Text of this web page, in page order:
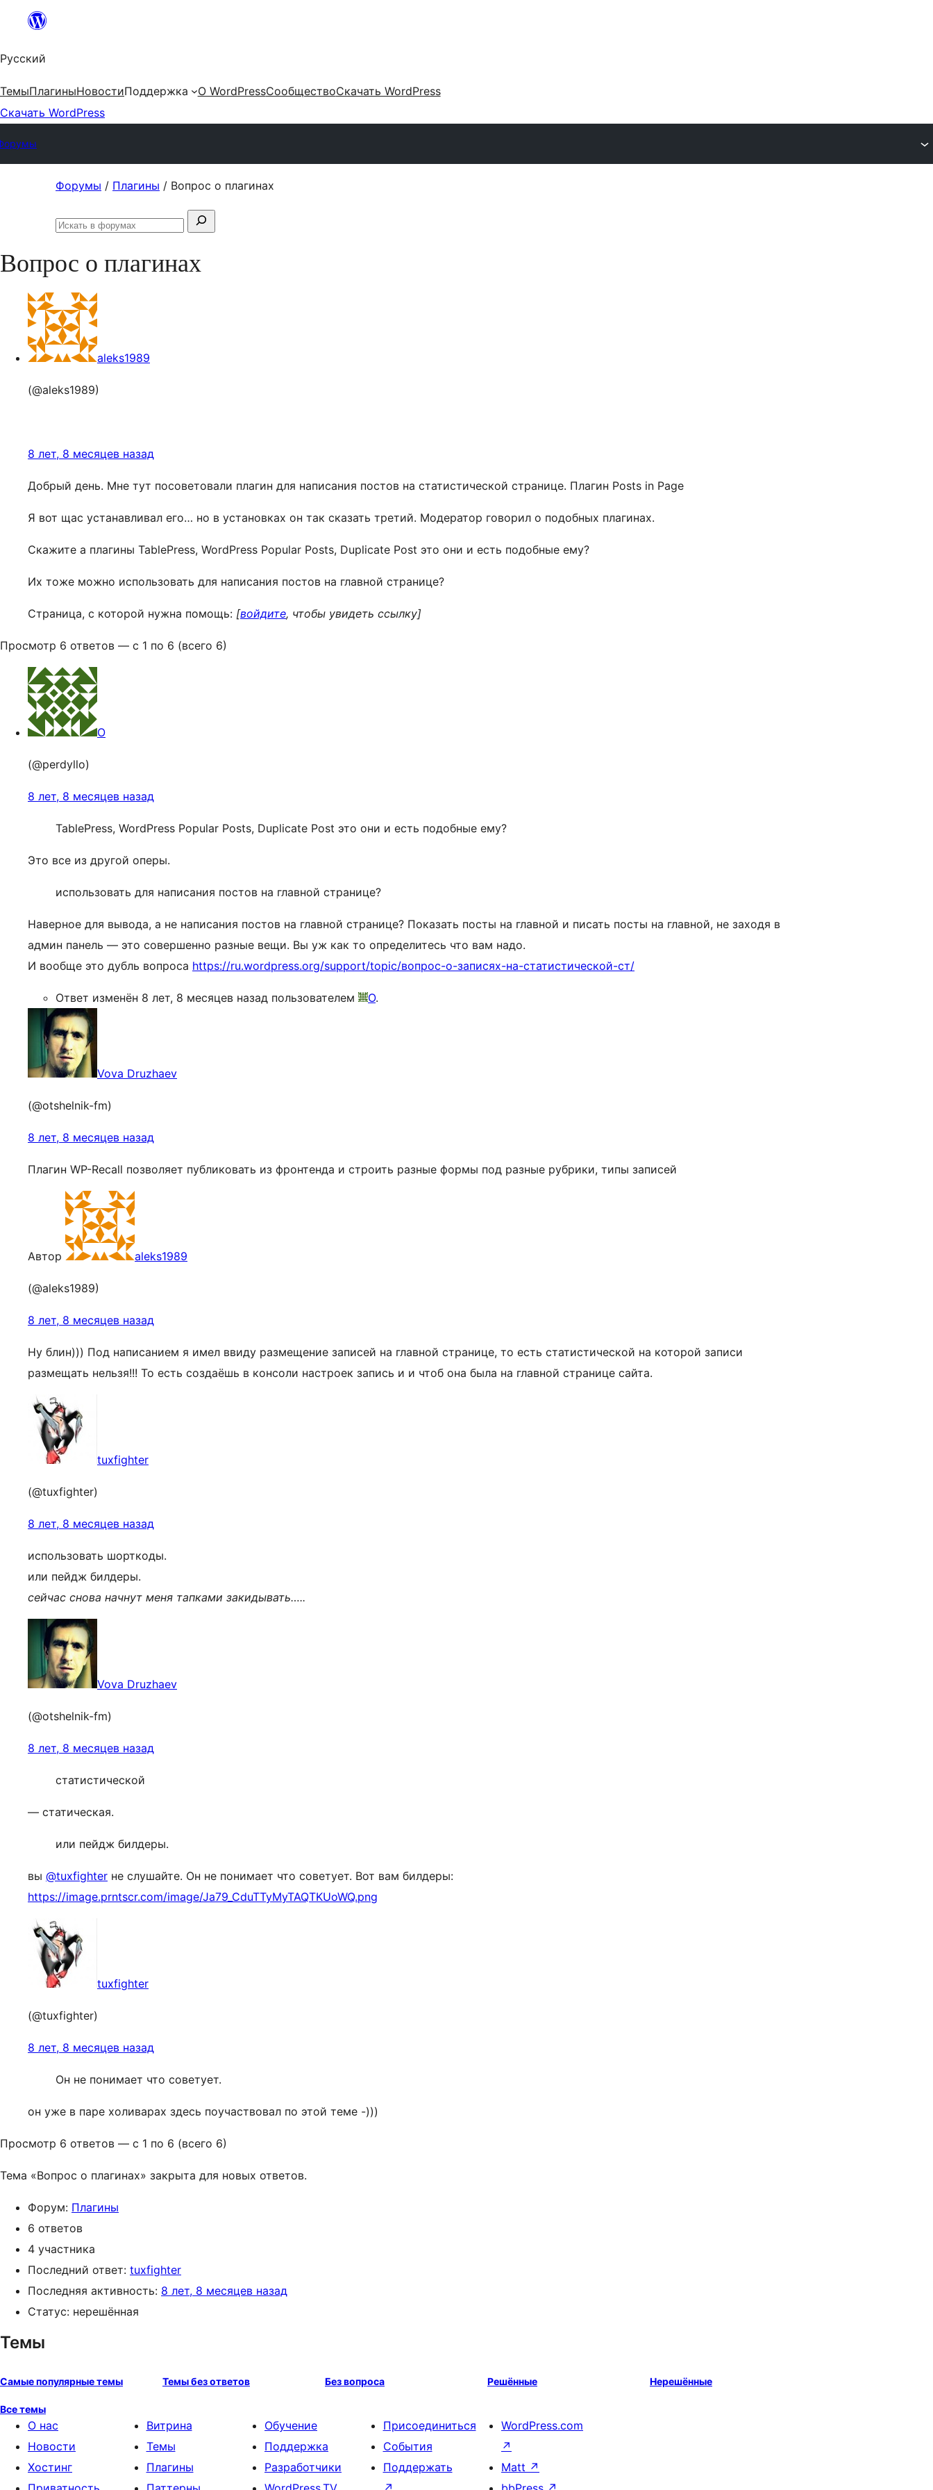
Перейти
содержимому
Русский
ТемыПлагиныНовостиПоддержка О WordPressСообществоСкачать WordPress
Скачать WordPress
содержимому
Форумы / Плагины / Вопрос о плагинах
Поиск:
Искать
Вопрос о плагинах
aleks1989
(@aleks1989)
8 лет, 8 месяцев назад
Добрый день. Мне тут посоветовали плагин для написания постов на статистической странице. Плагин Posts in Page
Я вот щас устанавливал его… но в установках он так сказать третий. Модератор говорил о подобных плагинах.
Скажите а плагины TablePress, WordPress Popular Posts, Duplicate Post это они и есть подобные ему?
Их тоже можно использовать для написания постов на главной странице?
Страница, с которой нужна помощь: [войдите, чтобы увидеть ссылку]
Просмотр 6 ответов — с 1 по 6 (всего 6)
O
(@perdyllo)
8 лет, 8 месяцев назад
TablePress, WordPress Popular Posts, Duplicate Post это они и есть подобные ему?
Это все из другой оперы.
использовать для написания постов на главной странице?
Наверное для вывода, а не написания постов на главной странице? Показать посты на главной и писать посты на главной, не заходя в
админ панель — это совершенно разные вещи. Вы уж как то определитесь что вам надо.
И вообще это дубль вопроса https://ru.wordpress.org/support/topic/вопрос-о-записях-на-статистической-ст/
Ответ изменён 8 лет, 8 месяцев назад пользователем O.
Vova Druzhaev
(@otshelnik-fm)
8 лет, 8 месяцев назад
Плагин WP-Recall позволяет публиковать из фронтенда и строить разные формы под разные рубрики, типы записей
Автор aleks1989
(@aleks1989)
8 лет, 8 месяцев назад
Ну блин))) Под написанием я имел ввиду размещение записей на главной странице, то есть статистической на которой записи
размещать нельзя!!! То есть создаёшь в консоли настроек запись и и чтоб она была на главной странице сайта.
tuxfighter
(@tuxfighter)
8 лет, 8 месяцев назад
использовать шорткоды.
или пейдж билдеры.
сейчас снова начнут меня тапками закидывать…..
Vova Druzhaev
(@otshelnik-fm)
8 лет, 8 месяцев назад
статистической
— статическая.
или пейдж билдеры.
вы @tuxfighter не слушайте. Он не понимает что советует. Вот вам билдеры:
https://image.prntscr.com/image/Ja79_CduTTyMyTAQTKUoWQ.png
tuxfighter
(@tuxfighter)
8 лет, 8 месяцев назад
Он не понимает что советует.
он уже в паре холиварах здесь поучаствовал по этой теме -)))
Просмотр 6 ответов — с 1 по 6 (всего 6)
Тема «Вопрос о плагинах» закрыта для новых ответов.
Форум: Плагины
6 ответов
4 участника
Последний ответ: tuxfighter
Последняя активность: 8 лет, 8 месяцев назад
Статус: нерешённая
Темы
Самые популярные темы Темы без ответов Без вопроса Решённые Нерешённые
Все темы
О нас
Новости
Хостинг
Витрина
Темы
Плагины
Обучение
Поддержка
Разработчики
Присоединиться
События
Поддержать
WordPress.com
↗
Matt ↗